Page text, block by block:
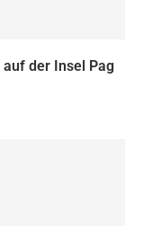
der Insel Pag